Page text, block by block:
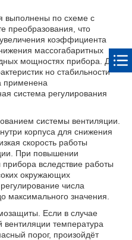
выполнены по схеме с
преобразования, что
коэффициента
массогабаритных
мощностях прибора. Для
но стабильности
применена
система регулирования
системы вентиляции.
корпуса для снижения
скорость работы
При повышении
вследствие работы
окружающих
числа
максимального значения.
Если в случае
вентиляции температура
порог, произойдёт